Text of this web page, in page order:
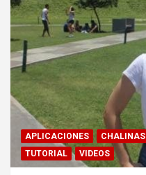
APLICACIONES CHALINAS
TUTORIAL
VIDEOS